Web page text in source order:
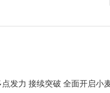
发力 接续突破 全面开启小